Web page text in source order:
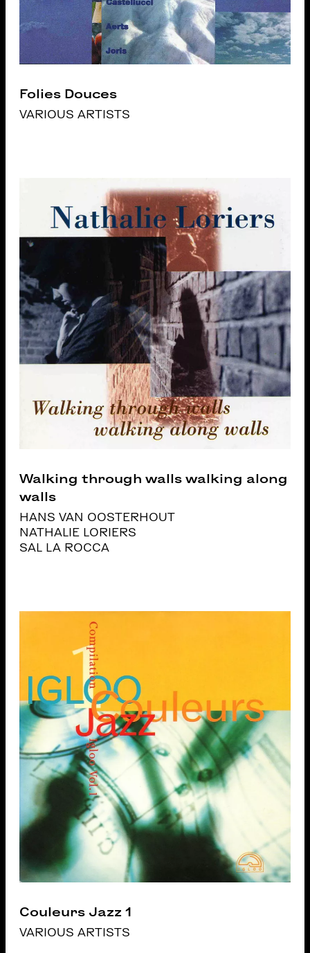
Folies Douces
VARIOUS ARTISTS
Walking through walls walking along
walls
HANS VAN OOSTERHOUT
NATHALIE LORIERS
SAL LA ROCCA
Couleurs Jazz 1
VARIOUS ARTISTS